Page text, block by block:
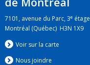
7101, avenue du Parc, 3e étage
Montréal (Québec) H3N 1X9
Voir sur la carte
Nous joindre